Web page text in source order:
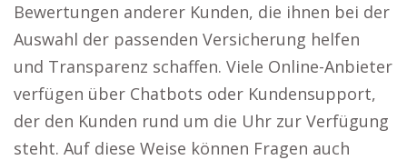
Bewertungen anderer Kunden, die ihnen bei der
Auswahl der passenden Versicherung helfen
und Transparenz schaffen. Viele Online-Anbieter
verfügen über Chatbots oder Kundensupport,
der den Kunden rund um die Uhr zur Verfügung
steht. Auf diese Weise können Fragen auch